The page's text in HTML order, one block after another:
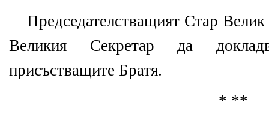
Председателстващият Стар
Великия Секретар да
присъстващите Братя.
* **